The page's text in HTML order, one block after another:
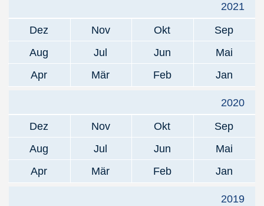
2021
Dez
Nov Okt
Sep
Aug
Jul Jun
Mai
Apr
Mär Feb Jan
2020
Dez
Nov Okt
Sep
Aug
Jul Jun
Mai
Apr
Mär Feb Jan
2019